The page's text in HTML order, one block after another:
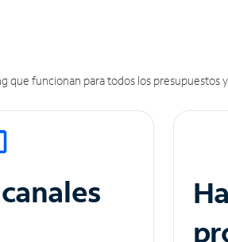
que funcionan para todos los presupuestos